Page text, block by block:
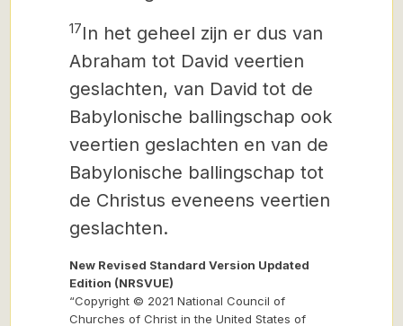
17In het geheel zijn er dus van
Abraham tot David veertien
geslachten, van David tot de
Babylonische ballingschap ook
veertien geslachten en van de
Babylonische ballingschap tot
de Christus eveneens veertien
geslachten.
New Revised Standard Version Updated
Edition (NRSVUE)
“Copyright © 2021 National Council of
Churches of Christ in the United States of